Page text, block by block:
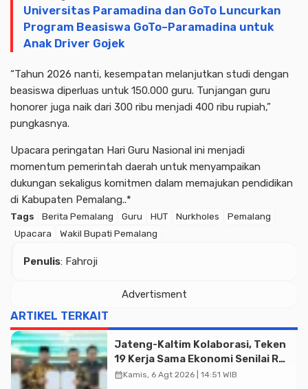
Universitas Paramadina dan GoTo Luncurkan
Program Beasiswa GoTo–Paramadina untuk
Anak Driver Gojek
“Tahun 2026 nanti, kesempatan melanjutkan studi dengan
beasiswa diperluas untuk 150.000 guru. Tunjangan guru
honorer juga naik dari 300 ribu menjadi 400 ribu rupiah,”
pungkasnya.
Upacara peringatan Hari Guru Nasional ini menjadi
momentum pemerintah daerah untuk menyampaikan
dukungan sekaligus komitmen dalam memajukan pendidikan
di Kabupaten Pemalang..*
Tags Berita Pemalang Guru HUT Nurkholes
Pemalang
Upacara
Wakil Bupati Pemalang
Penulis: Fahroji
Advertisment
ARTIKEL TERKAIT
Jateng-Kaltim Kolaborasi, Teken
19 Kerja Sama Ekonomi Senilai Rp
20,2 Triliun
calendar_monthKamis, 6 Agt 2026 | 14:51 WIB